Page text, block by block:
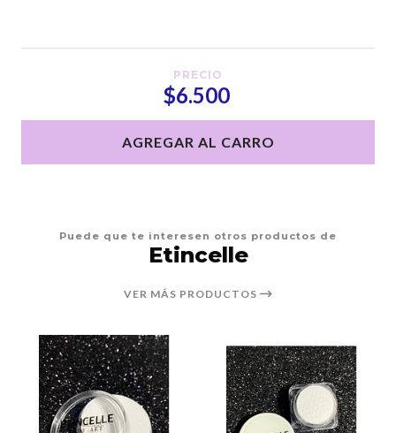
PRECIO
$6.500
AGREGAR AL CARRO
Puede que te interesen otros productos de
Etincelle
VER MÁS PRODUCTOS